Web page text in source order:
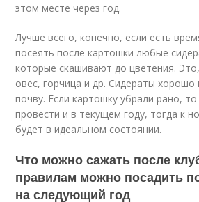
этом месте через год.
Лучше всего, конечно, если есть
посеять после картошки любые
которые скашивают до цветения.
овёс, горчица и др. Сидераты хорошо
почву. Если картошку убрали рано,
провести и в текущем году, тогда к
будет в идеальном состоянии.
Что можно сажать после
правилам можно посадить
на следующий год